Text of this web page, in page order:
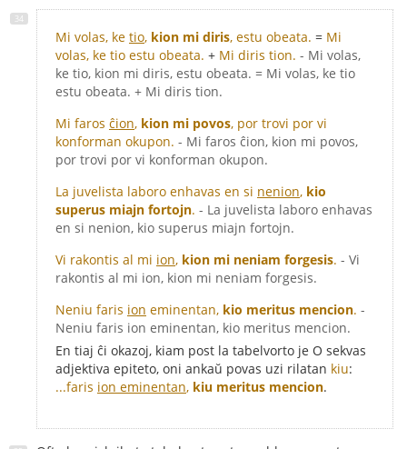
Mi volas, ke tio, kion mi diris, estu obeata. = Mi
volas, ke tio estu obeata. + Mi diris tion. - Mi volas,
ke tio, kion mi diris, estu obeata. = Mi volas, ke tio
estu obeata. + Mi diris tion.
Mi faros ĉion, kion mi povos, por trovi por vi
konforman okupon. - Mi faros ĉion, kion mi povos,
por trovi por vi konforman okupon.
La juvelista laboro enhavas en si nenion, kio
superus miajn fortojn. - La juvelista laboro enhavas
en si nenion, kio superus miajn fortojn.
Vi rakontis al mi ion, kion mi neniam forgesis. - Vi
rakontis al mi ion, kion mi neniam forgesis.
Neniu faris ion eminentan, kio meritus mencion. -
Neniu faris ion eminentan, kio meritus mencion.
En tiaj ĉi okazoj, kiam post la tabelvorto je O sekvas
adjektiva epiteto, oni ankaŭ povas uzi rilatan kiu:
...faris ion eminentan, kiu meritus mencion.